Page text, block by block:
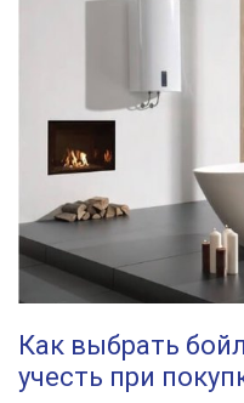
Как выбрать
учесть при